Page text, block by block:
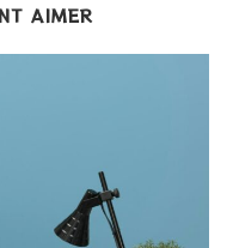
AIMER